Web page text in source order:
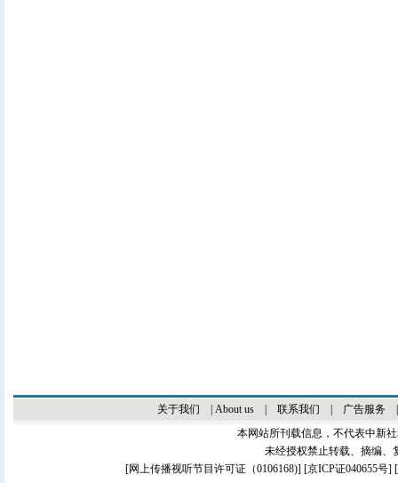
关于我们 About us| 联系我们 广告服务
本网站所刊载信息，不代表中新
未经授权禁止转载、摘编、
[网上传播视听节目许可证（0106168)] [京ICP证040655号]